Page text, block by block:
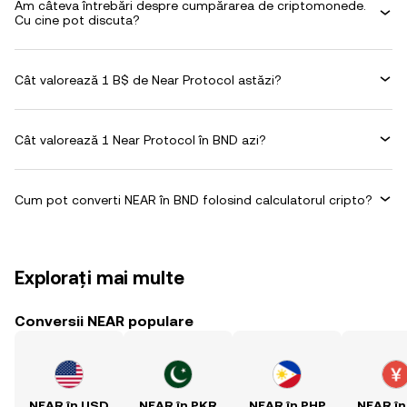
Am câteva întrebări despre cumpărarea de criptomonede.
Cu cine pot discuta?
Cât valorează 1 B$ de Near Protocol astăzi?
Cât valorează 1 Near Protocol în BND azi?
Cum pot converti NEAR în BND folosind calculatorul cripto?
Explorați mai multe
Conversii NEAR populare